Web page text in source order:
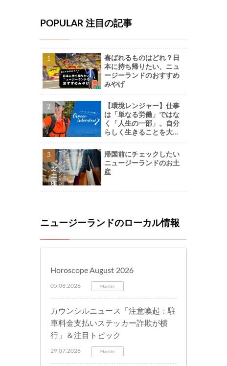
POPULAR 注目の記事
喜ばれるものはどれ？日
本に持ち帰りたい、ニュ
ージーランドのおすすめ
みやげ
【環境レンジャー】仕事
は「単なる労働」ではな
く「人生の一部」。自分
らしく生きることを大切
帰国前にチェックしたい
ニュージーランドのお土
産
ニュージーランドのローカル情報
Horoscope August 2026
05.08.2026 Monthly
カウンシルニュース「注意喚起：駐
車料金支払いステッカー詐欺が横
行」＆注目トピック
29.07.2026 Monthly